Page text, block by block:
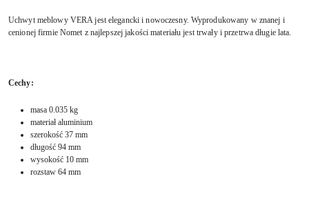
Uchwyt meblowy VERA jest elegancki i nowoczesny. Wyprodukowany w znanej i
cenionej firmie Nomet z najlepszej jakości materiału jest trwały i przetrwa długie lata.
Cechy:
masa 0.035 kg
materiał aluminium
szerokość 37 mm
długość 94 mm
wysokość 10 mm
rozstaw 64 mm